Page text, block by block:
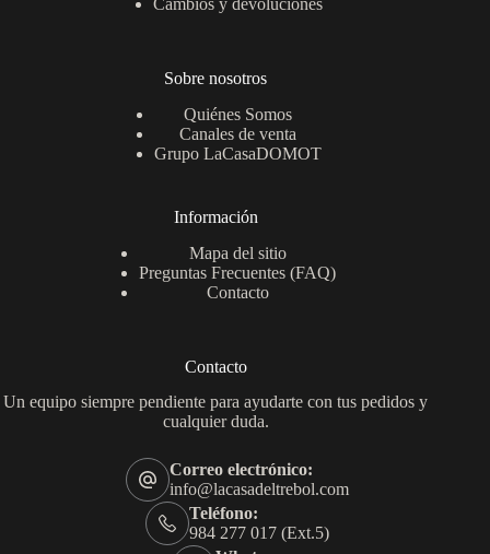
Cambios y devoluciones
Sobre nosotros
Quiénes Somos
Canales de venta
Grupo LaCasaDOMOT
Información
Mapa del sitio
Preguntas Frecuentes (FAQ)
Contacto
Contacto
Un equipo siempre pendiente para ayudarte con tus pedidos y
cualquier duda.
Correo electrónico:
info@lacasadeltrebol.com
Teléfono:
984 277 017 (Ext.5)